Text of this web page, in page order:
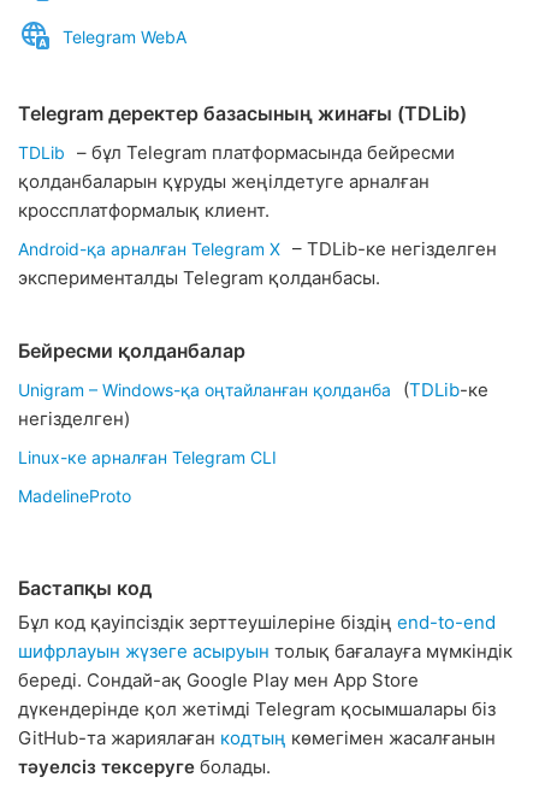
Telegram WebA
Telegram деректер базасының жинағы (TDLib)
TDLib
– бұл Telegram платформасында бейресми
қолданбаларын құруды жеңілдетуге арналған
кроссплатформалық клиент.
Android-қа арналған Telegram X – TDLib-ке негізделген
эксперименталды Telegram қолданбасы.
Бейресми қолданбалар
Unigram – Windows-қа оңтайланған қолданба (TDLib-ке
негізделген)
Linux-ке арналған Telegram CLI
MadelineProto
Бастапқы код
Бұл код қауіпсіздік зерттеушілеріне біздің end-to-end
шифрлауын жүзеге асыруын толық бағалауға мүмкіндік
береді. Сондай-ақ Google Play мен App Store
дүкендерінде қол жетімді Telegram қосымшалары біз
GitHub-та жариялаған кодтың көмегімен жасалғанын
тәуелсіз тексеруге болады.